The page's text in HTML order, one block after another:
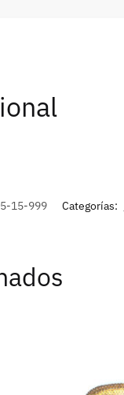
15-999 Categorías: